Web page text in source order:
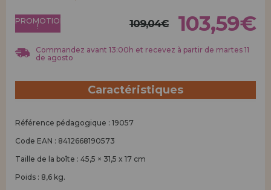
ENREGISTREMENT DISTRIBUTEUR
PROMOTION
! 109,04€ 103,59€
Commandez avant 13:00h et recevez à partir de martes 11
de agosto
Caractéristiques
Référence pédagogique : 19057
Code EAN : 8412668190573
Taille de la boîte : 45,5 × 31,5 x 17 cm
Poids : 8,6 kg.